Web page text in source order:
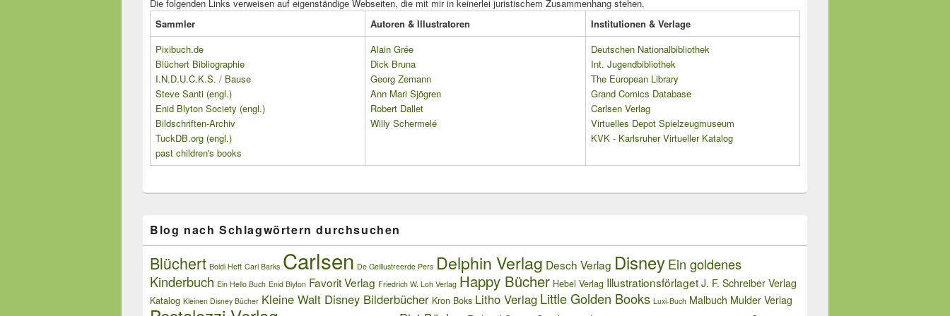
Die folgenden Links verweisen auf eigenständige Webseiten, die mit mir in keinerlei juristischem Zusammenhang stehen.
Sammler
Autoren & Illustratoren
Institutionen & Verlage
Pixibuch.de
Blüchert Bibliographie
I.N.D.U.C.K.S. / Bause
Steve Santi (engl.)
Enid Blyton Society (engl.)
Bildschriften-Archiv
TuckDB.org (engl.)
past children's books
Alain Grée
Dick Bruna
Georg Zemann
Ann Mari Sjögren
Robert Dallet
Willy Schermelé
Deutschen Nationalbibliothek
Int. Jugendbibliothek
The European Library
Grand Comics Database
Carlsen Verlag
Virtuelles Depot Spielzeugmuseum
KVK - Karlsruher Virtueller Katalog
Blog nach Schlagwörtern durchsuchen
Blüchert Boldi Heft Carl Barks Carlsen De Geillustreerde Pers Delphin Verlag Desch Verlag DisneyEin goldenes
Kinderbuch Ein Hello Buch Enid Blyton Favorit Verlag Friedrich W. Loh Verlag Happy Bücher Hebel Verlag Illustrationsförlaget J. F. Schreiber Verlag
Katalog Kleinen Disney Bücher Kleine Walt Disney Bilderbücher Kron Boks Litho Verlag Little Golden Books Luxi-Buch Malbuch Mulder Verlag